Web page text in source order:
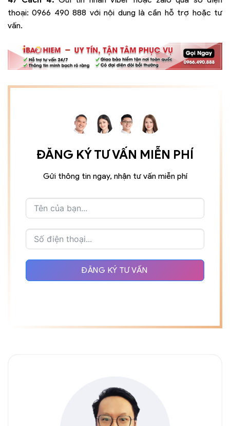
thoại:0966 490 888 với nội dung là cần hỗ trợ hoặc tư
vấn.
ĐĂNG KÝ TƯ VẤN MIỄN PHÍ
Gửi thông tin ngay, nhận tư vấn miễn phí
ĐĂNG KÝ TƯ VẤN